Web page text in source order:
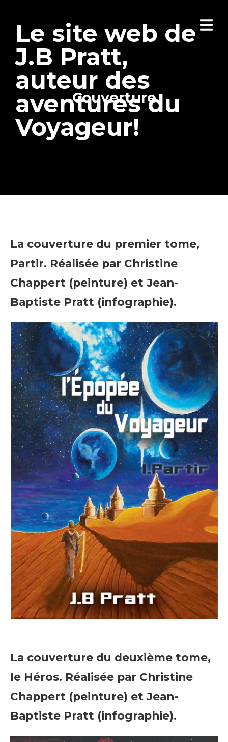
Le site web de
J.B Pratt,
auteur des
aventures du
Voyageur!
Couverture
La couverture du premier tome,
Partir. Réalisée par Christine
Chappert (peinture) et Jean-
Baptiste Pratt (infographie).
La couverture du deuxième tome,
le Héros. Réalisée par Christine
Chappert (peinture) et Jean-
Baptiste Pratt (infographie).